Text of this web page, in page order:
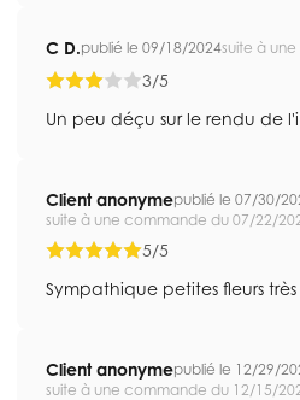
C D.publié le 09/18/2024suite à
3/5
Un peu déçu sur le rendu de
Client anonymepublié le 07/30/
suite à une commande du 07/22/
5/5
Sympathique petites fleurs
Client anonymepublié le 12/29/
suite à une commande du 12/15/